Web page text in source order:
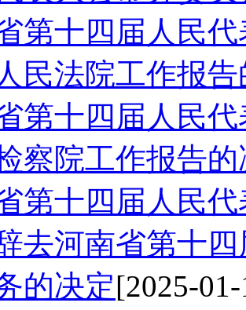
第十四届人民
民法院工作报
第十四届人民
察院工作报告
第十四届人民
去河南省第十
的决定[2025-